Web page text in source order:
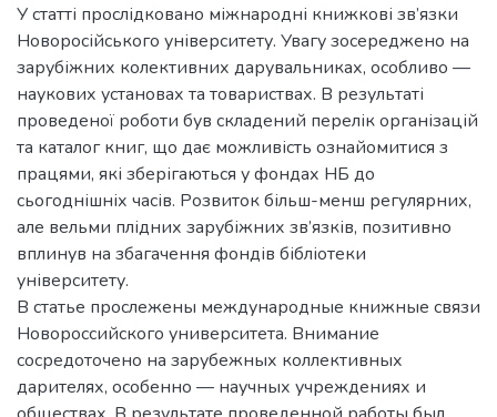
У статті прослідковано міжнародні книжкові зв’язки
Новоросійського університету. Увагу зосереджено на
зарубіжних колективних дарувальниках, особливо —
наукових установах та товариствах. В результаті
проведеної роботи був складений перелік організацій
та каталог книг, що дає можливість ознайомитися з
працями, які зберігаються у фондах НБ до
сьогоднішніх часів. Розвиток більш-менш регулярних,
але вельми плідних зарубіжних зв’язків, позитивно
вплинув на збагачення фондів бібліотеки
університету.
В статье прослежены международные книжные связи
Новороссийского университета. Внимание
сосредоточено на зарубежных коллективных
дарителях, особенно — научных учреждениях и